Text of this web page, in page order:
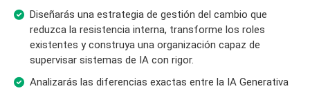
Diseñarás una estrategia de gestión del cambio que
reduzca la resistencia interna, transforme los roles
existentes y construya una organización capaz de
supervisar sistemas de IA con rigor.
Analizarás las diferencias exactas entre la IA Generativa